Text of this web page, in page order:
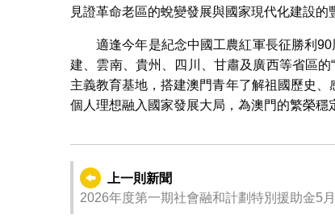
見證革命老區的蛻變發展與國家現代化建設的
適逢今年是紀念中國工農紅軍長征勝利
建、雲南、貴州、四川、甘肅及廣西等省區
主義教育基地，搭建澳門青年了解祖國歷史
個人理想融入國家發展大局，為澳門的繁榮穩
上一則新聞
2026年度第一期社會融和計劃特別援助金5